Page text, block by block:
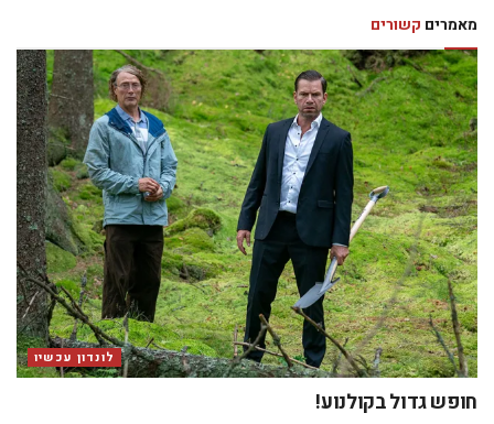
מאמרים קשורים
לונדון עכשיו
חופש גדול בקולנוע!